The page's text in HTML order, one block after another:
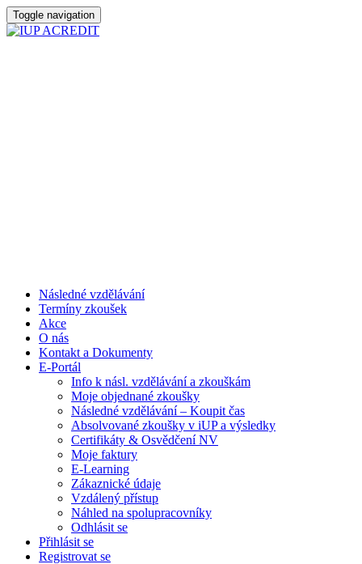
Toggle navigation
Následné vzdělávání
Termíny zkoušek
Akce
O nás
Kontakt a Dokumenty
E-Portál
Info k násl. vzdělávání a zkouškám
Moje objednané zkoušky
Následné vzdělávání – Koupit čas
Absolvované zkoušky v iUP a výsledky
Certifikáty & Osvědčení NV
Moje faktury
E-Learning
Zákaznické údaje
Vzdálený přístup
Náhled na spolupracovníky
Odhlásit se
Přihlásit se
Registrovat se